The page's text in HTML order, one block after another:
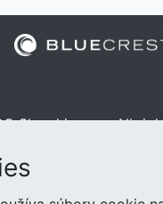
Slovakia s.r.o. All